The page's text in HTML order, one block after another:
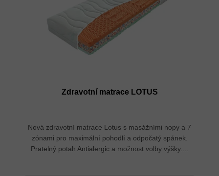
Zdravotní matrace LOTUS
Nová zdravotní matrace Lotus s masážními nopy a 7
zónami pro maximální pohodlí a odpočatý spánek.
Pratelný potah Antialergic a možnost volby výšky....